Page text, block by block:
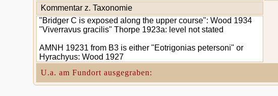
Kommentar z. Taxonomie
"Bridger C is exposed along the upper course": Wood 1934
"Viverravus gracilis" Thorpe 1923a: level not stated
AMNH 19231 from B3 is either "Eotrigonias petersoni" or
Hyrachyus: Wood 1927
U.a. am Fundort ausgegraben: